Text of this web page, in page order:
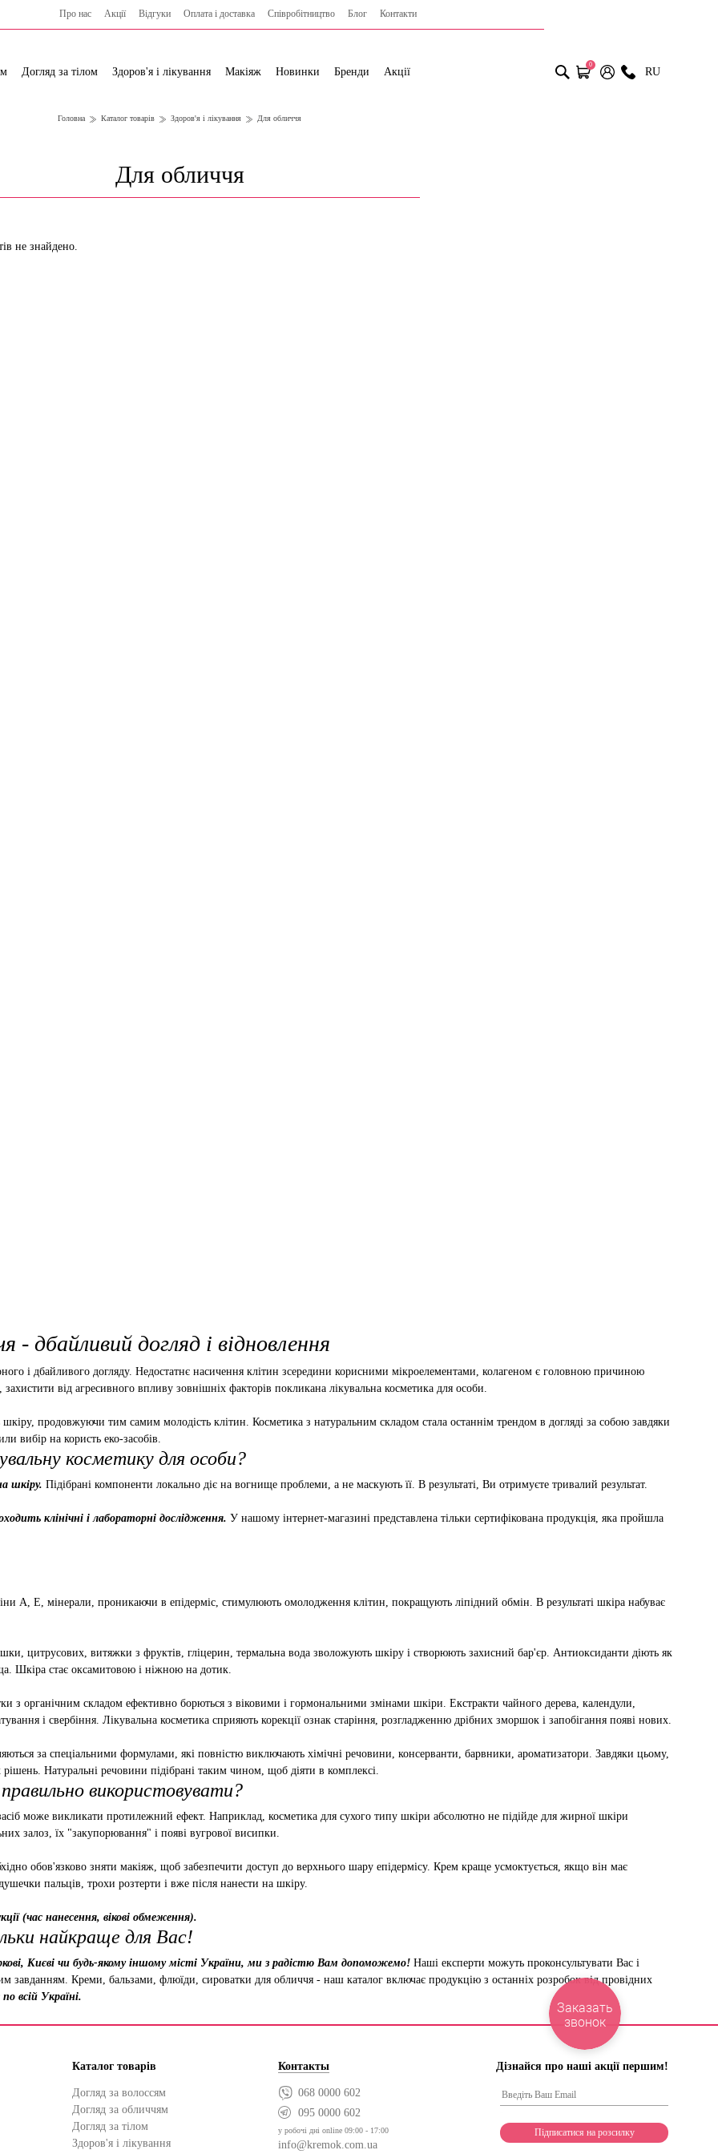
Про нас Акції Відгуки Оплата і доставка Cпівробітництво Блог Контакти
Догляд за тілом Здоров'я і лікування Макіяж Новинки Бренди Акції
0
RU
Головна Каталог товарів Здоров'я і лікування Для обличчя
Для обличчя
не знайдено.
- дбайливий догляд і відновлення
і дбайливого догляду. Недостатнє насичення клітин зсередини корисними мікроелементами, колагеном є головною причиною
захистити від агресивного впливу зовнішніх факторів покликана лікувальна косметика для особи.
продовжуючи тим самим молодість клітин. Косметика з натуральним складом стала останнім трендом в догляді за собою завдяки
вибір на користь еко-засобів.
косметику для особи?
шкіру. Підібрані компоненти локально діє на вогнище проблеми, а не маскують її. В результаті, Ви отримуєте тривалий результат.
клінічні і лабораторні дослідження. У нашому інтернет-магазині представлена ​​тільки сертифікована продукція, яка пройшла
А, Е, мінерали, проникаючи в епідерміс, стимулюють омолодження клітин, покращують ліпідний обмін. В результаті шкіра набуває
цитрусових, витяжки з фруктів, гліцерин, термальна вода зволожують шкіру і створюють захисний бар'єр. Антиоксиданти діють як
Шкіра стає оксамитовою і ніжною на дотик.
з органічним складом ефективно борються з віковими і гормональними змінами шкіри. Екстракти чайного дерева, календули,
і свербіння. Лікувальна косметика сприяють корекції ознак старіння, розгладженню дрібних зморшок і запобігання появі нових.
за спеціальними формулами, які повністю виключають хімічні речовини, консерванти, барвники, ароматизатори. Завдяки цьому,
Натуральні речовини підібрані таким чином, щоб діяти в комплексі.
використовувати?
може викликати протилежний ефект. Наприклад, косметика для сухого типу шкіри абсолютно не підійде для жирної шкіри
залоз, їх "закупорювання" і появі вугрової висипки.
обов'язково зняти макіяж, щоб забезпечити доступ до верхнього шару епідермісу. Крем краще усмоктується, якщо він має
пальців, трохи розтерти і вже після нанести на шкіру.
(час нанесення, вікові обмеження).
найкраще для Вас!
Києві чи будь-якому іншому місті України, ми з радістю Вам допоможемо! Наші експерти можуть проконсультувати Вас і
завданням. Креми, бальзами, флюїди, сироватки для обличчя - наш каталог включає продукцію з останніх розробок від провідних
всій Україні.
Каталог товарів
Догляд за волоссям
Догляд за обличчям
Догляд за тілом
Здоров'я і лікування
Контакты
068 0000 602
095 0000 602
у робочі дні online 09:00 - 17:00
info@kremok.com.ua
Дізнайся про наші акції першим!
Заказать
звонок